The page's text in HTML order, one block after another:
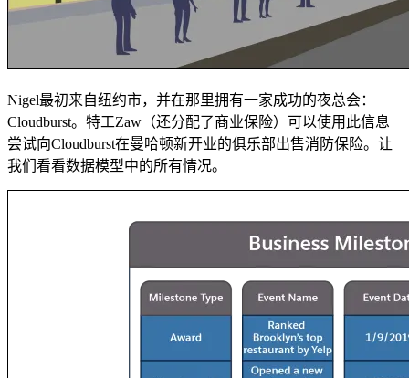
Nigel最初来自纽约市，并在那里拥有一家成功的夜总会：
Cloudburst。特工Zaw（还分配了商业保险）可以使用此信息
尝试向Cloudburst在曼哈顿新开业的俱乐部出售消防保险。让
我们看看数据模型中的所有情况。